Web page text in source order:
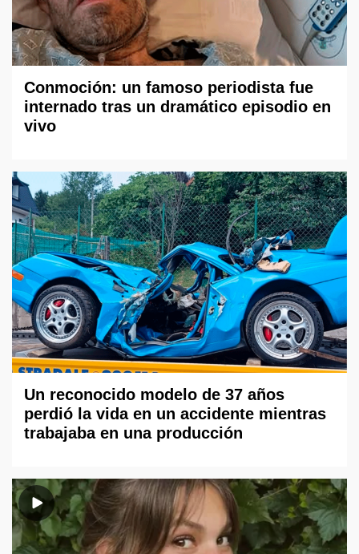
Conmoción: un famoso periodista fue
internado tras un dramático episodio en
vivo
Un reconocido modelo de 37 años
perdió la vida en un accidente mientras
trabajaba en una producción